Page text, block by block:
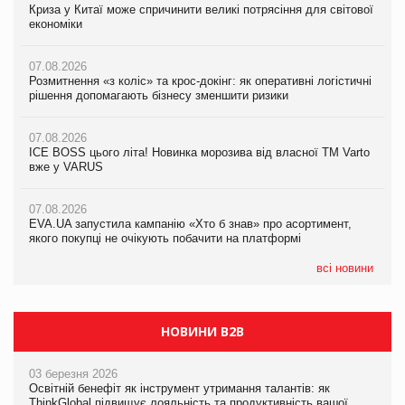
Криза у Китаї може спричинити великі потрясіння для світової
економіки
07.08.2026
Розмитнення «з коліс» та крос-докінг: як оперативні логістичні
рішення допомагають бізнесу зменшити ризики
07.08.2026
ICE BOSS цього літа! Новинка морозива від власної ТМ Varto
вже у VARUS
07.08.2026
EVA.UA запустила кампанію «Хто б знав» про асортимент,
якого покупці не очікують побачити на платформі
всі новини
Криза у Китаї може спричинити великі потрясіння для світової
економіки
07.08.2026
Розмитнення «з коліс» та крос-докінг: як оперативні логістичні
рішення допомагають бізнесу зменшити ризики
07.08.2026
ICE BOSS цього літа! Новинка морозива від власної ТМ Varto
вже у VARUS
07.08.2026
EVA.UA запустила кампанію «Хто б знав» про асортимент,
якого покупці не очікують побачити на платформі
Криза у Китаї може спричинити великі потрясіння для світової
економіки
07.08.2026
Kraft Heinz скоротила збиток у першому півріччі
Продажі Hugo Boss впали на 9%
НОВИНИ B2B
03 березня 2026
Освітній бенефіт як інструмент утримання талантів: як